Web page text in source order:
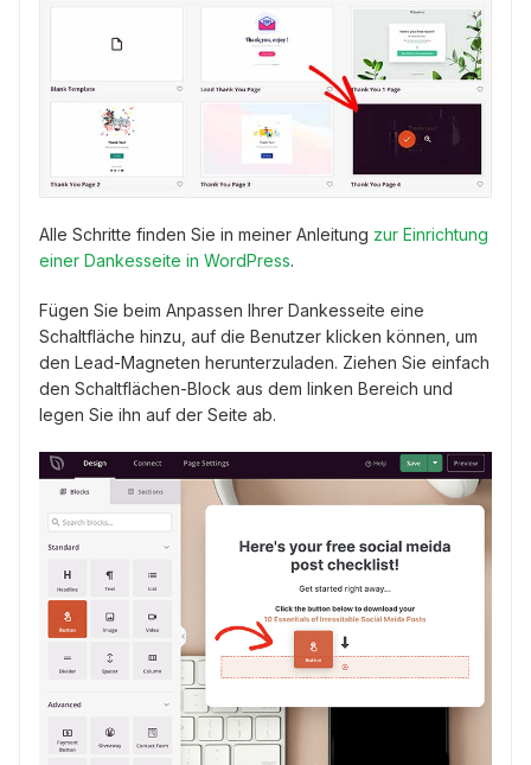
Alle Schritte finden Sie in meiner Anleitung zur Einrichtung
einer Dankesseite in WordPress.
Fügen Sie beim Anpassen Ihrer Dankesseite eine
Schaltfläche hinzu, auf die Benutzer klicken können, um
den Lead-Magneten herunterzuladen. Ziehen Sie einfach
den Schaltflächen-Block aus dem linken Bereich und
legen Sie ihn auf der Seite ab.